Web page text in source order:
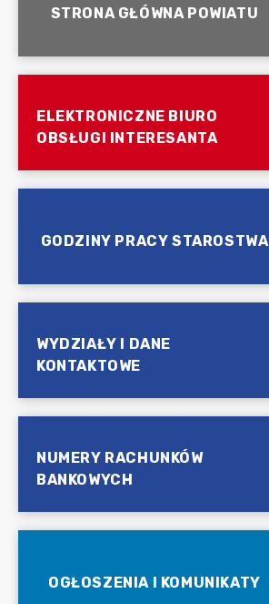
STRONA GŁÓWNA POWIATU
ELEKTRONICZNE BIURO
OBSŁUGI INTERESANTA
GODZINY PRACY STAROSTWA
WYDZIAŁY I DANE
KONTAKTOWE
NUMERY RACHUNKÓW
BANKOWYCH
OGŁOSZENIA I KOMUNIKATY